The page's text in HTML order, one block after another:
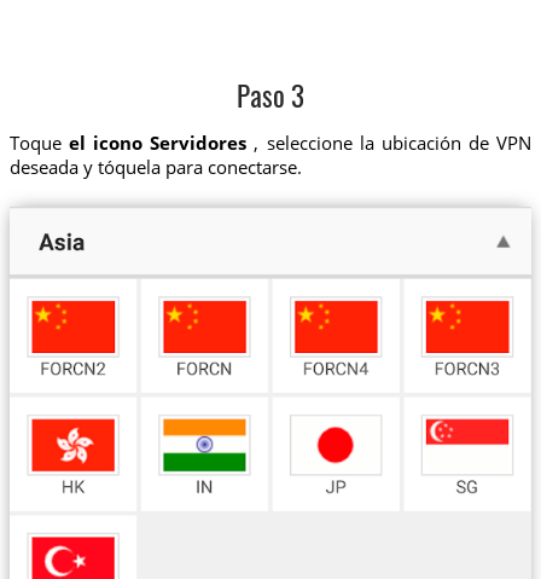
Paso 3
Toque el icono Servidores , seleccione la ubicación de VPN
deseada y tóquela para conectarse.